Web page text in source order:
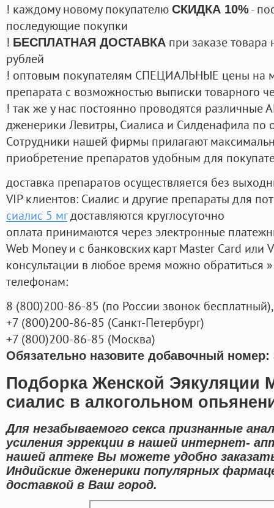
! каждому новому покупателю СКИДКА 10%-
последующие покупки
! БЕСПЛАТНАЯ ДОСТАВКА при заказе
рублей
! оптовым покупателям СПЕЦИАЛЬНЫЕ цены на
препарата с возможностью выписки товарного
! так же у нас постоянно проводятся
дженерики Левитры, Сиалиса и Силденафила по
Cотрудники нашей фирмы прилагают
приобретение препаратов удобным для
доставка препаратов осуществляется без
VIP клиентов: Сиалис и другие препараты для
сиалис 5 мгдоставляются круглосуточно
оплата принимаются через электронные
Web Money и с банковских карт Master Card или
консультации в любое время можно обратиться
телефонам:
8 (800)200-86-85 (по России звонок бесплатный),
+7 (800)200-86-85 (Санкт-Петербург)
+7 (800)200-86-85 (Москва)
Обязательно назовите добавочный номер:
Подборка Женской Эякуляции
сиалис в алкогольном
Для незабываемого секса признанные
усиления эррекции в нашей интернет-
нашей аптеке Вы можете удобно
Индийские дженерики популярных
доставкой в Ваш город.